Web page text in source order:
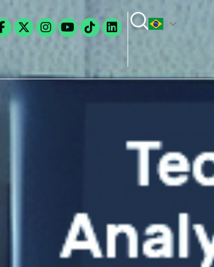
Facebook-
f
X-
twitter
Instagram
Youtube
TiktokLinkedin